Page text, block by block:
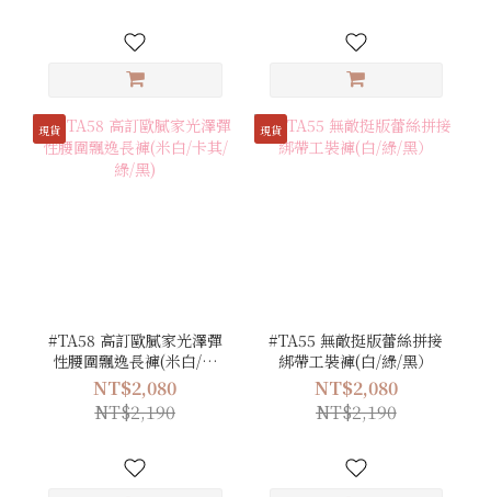
現貨
#TA58 高訂歐膩家光澤彈
性腰圍飄逸長褲(米白/卡
其/綠/黑)
NT$2,080
NT$2,190
現貨
#TA55 無敵挺版蕾絲拼接
綁帶工裝褲(白/綠/黑）
NT$2,080
NT$2,190